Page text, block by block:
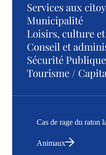
Services aux
Municipalité
Loisirs, culture
Conseil et
Sécurité Publique
Tourisme /
Cas de rage du raton
Animaux